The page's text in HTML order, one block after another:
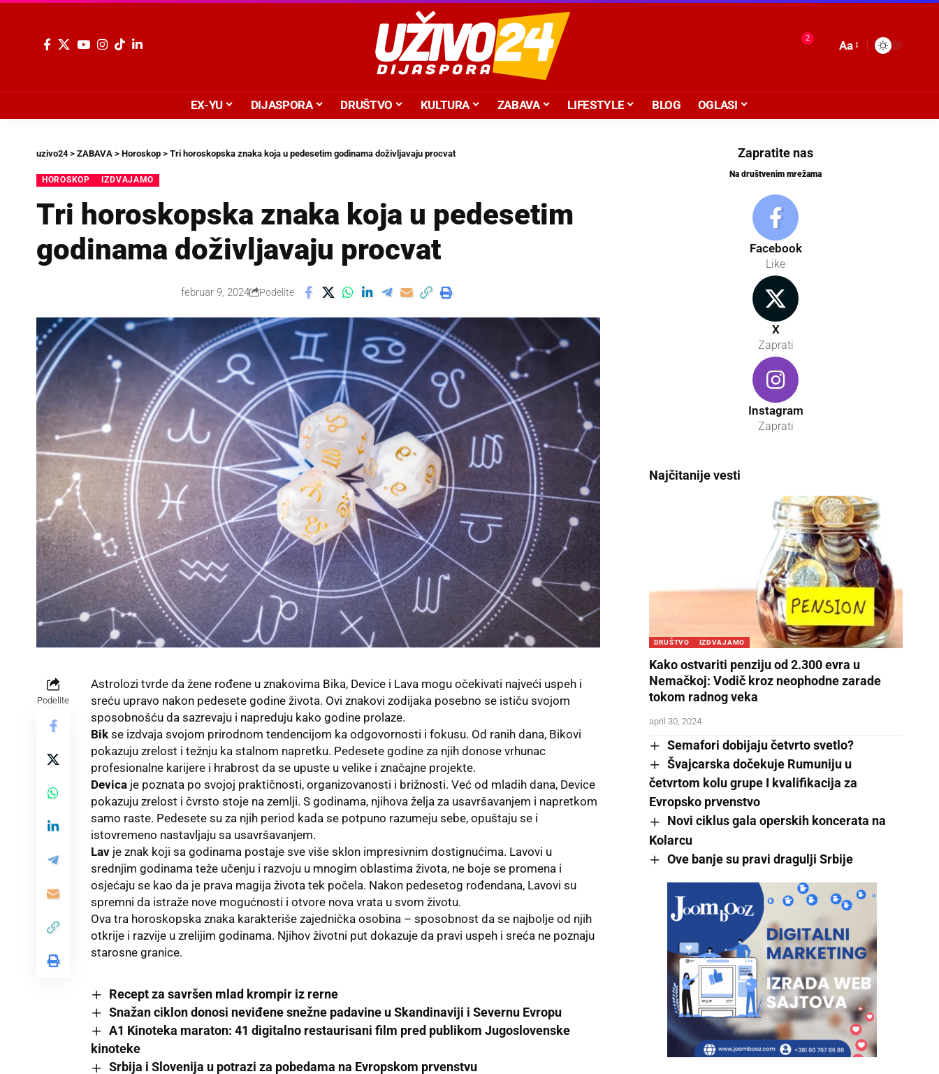
2
Aa
EX-YU DIJASPORA DRUŠTVO KULTURA ZABAVA LIFESTYLE BLOG OGLASI
uzivo24> ZABAVA > Horoskop > Tri horoskopska znaka koja u pedesetim godinama doživljavaju procvat
HOROSKOP IZDVAJAMO
Tri horoskopska znaka koja u pedesetim
godinama doživljavaju procvat
februar 9, 2024 Podelite
Podelite
Astrolozi tvrde da žene rođene u znakovima Bika, Device i Lava mogu očekivati najveći uspeh i
sreću upravo nakon pedesete godine života. Ovi znakovi zodijaka posebno se ističu svojom
sposobnošću da sazrevaju i napreduju kako godine prolaze.
Bik se izdvaja svojom prirodnom tendencijom ka odgovornosti i fokusu. Od ranih dana, Bikovi
pokazuju zrelost i težnju ka stalnom napretku. Pedesete godine za njih donose vrhunac
profesionalne karijere i hrabrost da se upuste u velike i značajne projekte.
Devica je poznata po svojoj praktičnosti, organizovanosti i brižnosti. Već od mladih dana, Device
pokazuju zrelost i čvrsto stoje na zemlji. S godinama, njihova želja za usavršavanjem i napretkom
samo raste. Pedesete su za njih period kada se potpuno razumeju sebe, opuštaju se i
istovremeno nastavljaju sa usavršavanjem.
Lav je znak koji sa godinama postaje sve više sklon impresivnim dostignućima. Lavovi u
srednjim godinama teže učenju i razvoju u mnogim oblastima života, ne boje se promena i
osjećaju se kao da je prava magija života tek počela. Nakon pedesetog rođendana, Lavovi su
spremni da istraže nove mogućnosti i otvore nova vrata u svom životu.
Ova tra horoskopska znaka karakteriše zajednička osobina – sposobnost da se najbolje od njih
otkrije i razvije u zrelijim godinama. Njihov životni put dokazuje da pravi uspeh i sreća ne poznaju
starosne granice.
Recept za savršen mlad krompir iz rerne
Snažan ciklon donosi neviđene snežne padavine u Skandinaviji i Severnu Evropu
A1 Kinoteka maraton: 41 digitalno restaurisani film pred publikom Jugoslovenske
kinoteke
Srbija i Slovenija u potrazi za pobedama na Evropskom prvenstvu
Zapratite nas
Na društvenim mrežama
Facebook
Like
X
Zaprati
Instagram
Zaprati
Najčitanije vesti
DRUŠTVO IZDVAJAMO
Kako ostvariti penziju od 2.300 evra u
Nemačkoj: Vodič kroz neophodne zarade
tokom radnog veka
april 30, 2024
Semafori dobijaju četvrto svetlo?
Švajcarska dočekuje Rumuniju u
četvrtom kolu grupe I kvalifikacija za
Evropsko prvenstvo
Novi ciklus gala operskih koncerata na
Kolarcu
Ove banje su pravi dragulji Srbije